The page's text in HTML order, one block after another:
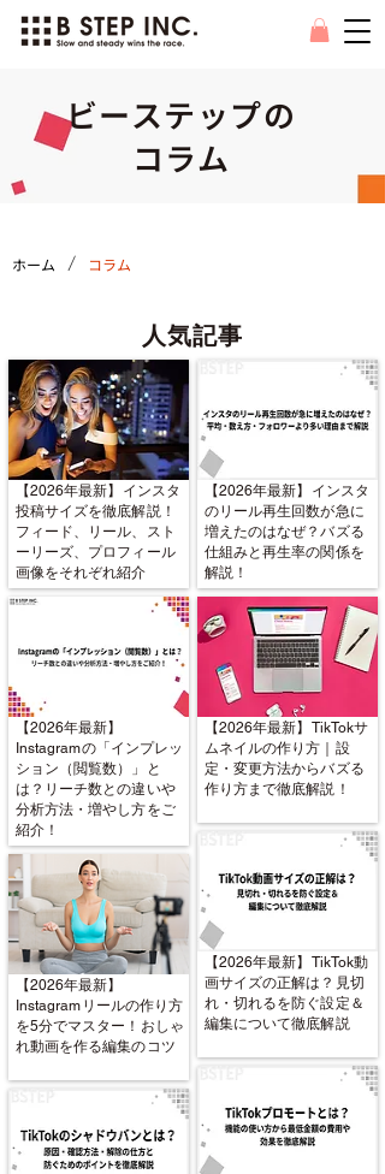
ビーステップの
コラム
ホーム / コラム
人気記事
【2026年最新】インスタ
投稿サイズを徹底解説！
フィード、リール、スト
ーリーズ、プロフィール
画像をそれぞれ紹介
【2026年最新】
Instagramの「インプレッ
ション（閲覧数）」と
は？リーチ数との違いや
分析方法・増やし方をご
紹介！
【2026年最新】
Instagramリールの作り方
を5分でマスター！おしゃ
れ動画を作る編集のコツ
【2026年最新】インスタ
のリール再生回数が急に
増えたのはなぜ？バズる
仕組みと再生率の関係を
解説！
【2026年最新】TikTokサ
ムネイルの作り方｜設
定・変更方法からバズる
作り方まで徹底解説！
【2026年最新】TikTok動
画サイズの正解は？見切
れ・切れるを防ぐ設定＆
編集について徹底解説